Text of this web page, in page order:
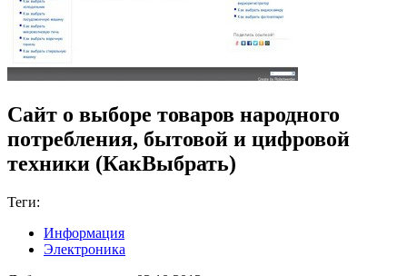
Сайт о выборе товаров народного
потребления, бытовой и цифровой
техники (КакВыбрать)
Теги:
Информация
Электроника